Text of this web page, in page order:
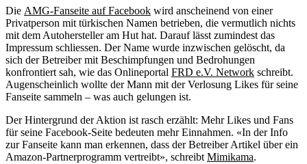
Die AMG-Fanseite auf Facebook wird anscheinend von einer
Privatperson mit türkischen Namen betrieben, die vermutlich nichts
mit dem Autohersteller am Hut hat. Darauf lässt zumindest das
Impressum schliessen. Der Name wurde inzwischen gelöscht, da
sich der Betreiber mit Beschimpfungen und Bedrohungen
konfrontiert sah, wie das Onlineportal FRD e.V. Network schreibt.
Augenscheinlich wollte der Mann mit der Verlosung Likes für seine
Fanseite sammeln – was auch gelungen ist.
Der Hintergrund der Aktion ist rasch erzählt: Mehr Likes und Fans
für seine Facebook-Seite bedeuten mehr Einnahmen. «In der Info
zur Fanseite kann man erkennen, dass der Betreiber Artikel über ein
Amazon-Partnerprogramm vertreibt», schreibt Mimikama.